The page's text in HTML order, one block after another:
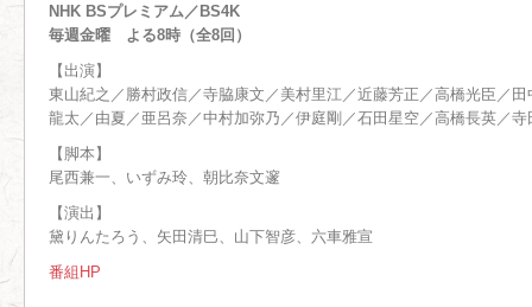
NHK BSプレミアム／BS4K
毎週金曜 よる8時（全8回）
【出演】
東山紀之／勝村政信／寺脇康文／美村里江／近藤芳正／高橋光臣／
龍太／由夏／亜呂奈／中村加弥乃／伊庭剛／石田星空／高橋長英／
【脚本】
尾西兼一、いずみ玲、朝比奈文邃
【演出】
黛りんたろう、矢田清巳、山下智彦、六車雅宣
番組HP